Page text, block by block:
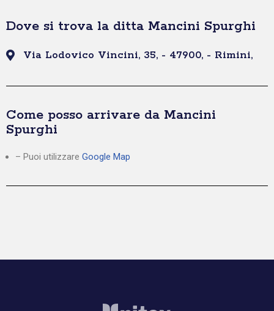
Dove si trova la ditta Mancini Spurghi
Via Lodovico Vincini, 35, - 47900, - Rimini,
Come posso arrivare da Mancini
Spurghi
– Puoi utilizzare Google Map